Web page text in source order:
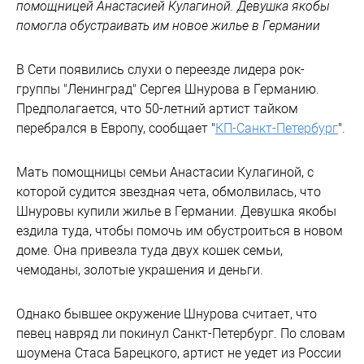
помощницей Анастасией Кулагиной. Девушка якобы
помогла обустраивать им новое жилье в Германии
В Сети появились слухи о переезде лидера рок-
группы "Ленинград" Сергея Шнурова в Германию.
Предполагается, что 50-летний артист тайком
перебрался в Европу, сообщает "КП-Санкт-Петербург".
Мать помощницы семьи Анастасии Кулагиной, с
которой судится звездная чета, обмолвилась, что
Шнуровы купили жилье в Германии. Девушка якобы
ездила туда, чтобы помочь им обустроиться в новом
доме. Она привезла туда двух кошек семьи,
чемоданы, золотые украшения и деньги.
Однако бывшее окружение Шнурова считает, что
певец навряд ли покинул Санкт-Петербург. По словам
шоумена Стаса Барецкого, артист не уедет из России